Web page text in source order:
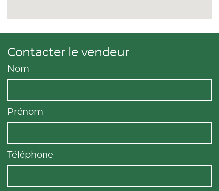
Contacter le vendeur
Nom
Prénom
Téléphone